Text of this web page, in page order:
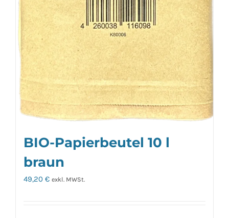
BIO-Papierbeutel 10 l
braun
49,20 € exkl. MWSt.